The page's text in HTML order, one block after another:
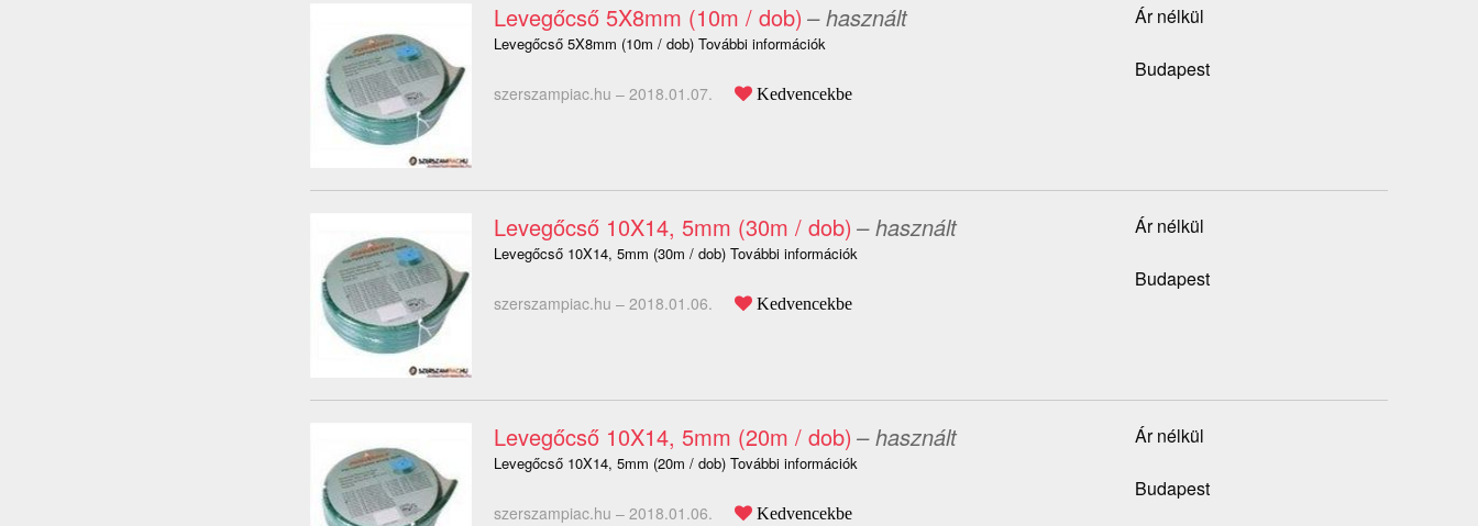
Levegőcső 5X8mm (10m / dob) – használt
Levegőcső 5X8mm (10m / dob) További információk
szerszampiac.hu – 2018.01.07. Kedvencekbe
Ár nélkül
Budapest
Levegőcső 10X14, 5mm (30m / dob) – használt
Levegőcső 10X14, 5mm (30m / dob) További információk
szerszampiac.hu – 2018.01.06. Kedvencekbe
Ár nélkül
Budapest
Levegőcső 10X14, 5mm (20m / dob) – használt
Levegőcső 10X14, 5mm (20m / dob) További információk
szerszampiac.hu – 2018.01.06. Kedvencekbe
Ár nélkül
Budapest